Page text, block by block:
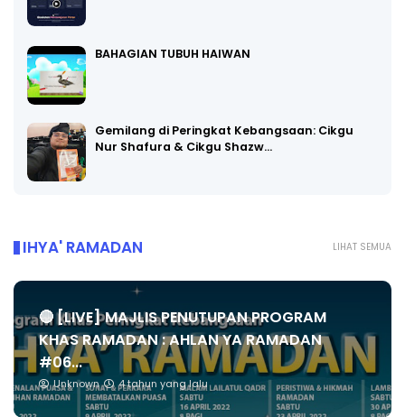
BAHAGIAN TUBUH HAIWAN
Gemilang di Peringkat Kebangsaan: Cikgu
Nur Shafura & Cikgu Shazw…
LIHAT SEMUA
IHYA' RAMADAN
🔴 [LIVE] MAJLIS PENUTUPAN PROGRAM
KHAS RAMADAN : AHLAN YA RAMADAN
#06...
Unknown 4 tahun yang lalu